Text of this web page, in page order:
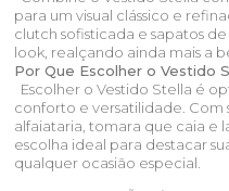
para um visual clássico e
clutch sofisticada e sapatos
look, realçando ainda mais a
Por Que Escolher o Vestido
Escolher o Vestido Stella é
conforto e versatilidade.
alfaiataria, tomara que caia e
escolha ideal para destacar
qualquer ocasião especial.